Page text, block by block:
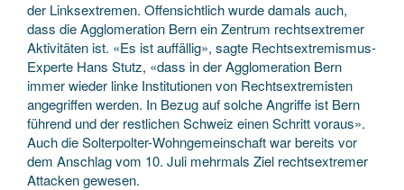
der Linksextremen. Offensichtlich wurde damals auch,
dass die Agglomeration Bern ein Zentrum rechtsextremer
Aktivitäten ist. «Es ist auffällig», sagte Rechtsextremismus-
Experte Hans Stutz, «dass in der Agglomeration Bern
immer wieder linke Institutionen von Rechtsextremisten
angegriffen werden. In Bezug auf solche Angriffe ist Bern
führend und der restlichen Schweiz einen Schritt voraus».
Auch die Solterpolter-Wohngemeinschaft war bereits vor
dem Anschlag vom 10. Juli mehrmals Ziel rechtsextremer
Attacken gewesen.